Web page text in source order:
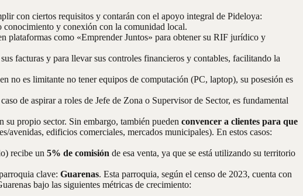
con ciertos requisitos y contarán con el apoyo integral de Pideloya:
conocimiento y conexión con la comunidad local.
plataformas como «Emprender Juntos» para obtener su RIF jurídico y
facturas y para llevar sus controles financieros y contables, facilitando la
no es limitante no tener equipos de computación (PC, laptop), su posesión es
de aspirar a roles de Jefe de Zona o Supervisor de Sector, es fundamental
propio sector. Sin embargo, también pueden convencer a clientes para que
avenidas, edificios comerciales, mercados municipales). En estos casos:
recibe un 5% de comisión de esa venta, ya que se está utilizando su territorio
clave: Guarenas. Esta parroquia, según el censo de 2023, cuenta con
bajo las siguientes métricas de crecimiento: